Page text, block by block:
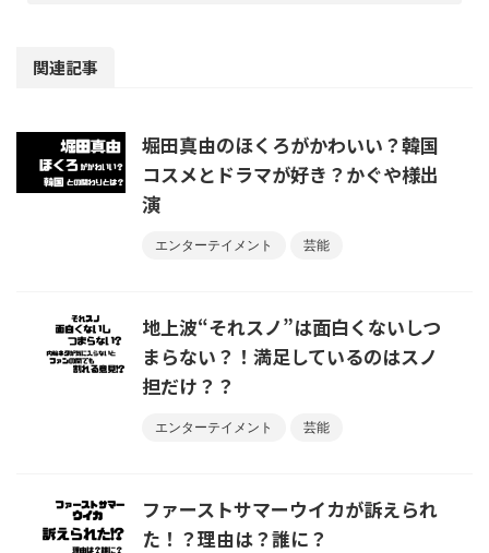
関連記事
堀田真由のほくろがかわいい？韓国
コスメとドラマが好き？かぐや様出
演
エンターテイメント 芸能
地上波“それスノ”は面白くないしつ
まらない？！満足しているのはスノ
担だけ？？
エンターテイメント 芸能
ファーストサマーウイカが訴えられ
た！？理由は？誰に？